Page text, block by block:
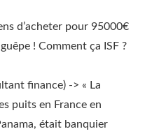
d’acheter pour 95000€
! Comment ça ISF ?
finance) -> « La
puits en France en
était banquier